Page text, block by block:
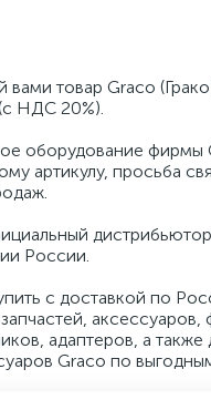
товар Graco
НДС 20%).
оборудование фирмы
артикулу, просьба
России.
с доставкой по
аксессуаров,
адаптеров, а также
Graco по